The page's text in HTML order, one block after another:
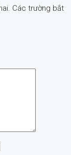
Các trường bắt